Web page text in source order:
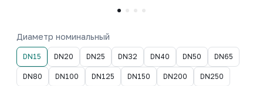
Диаметр номинальный
DN15 DN20 DN25 DN32 DN40 DN50 DN65
DN80 DN100 DN125 DN150 DN200 DN250